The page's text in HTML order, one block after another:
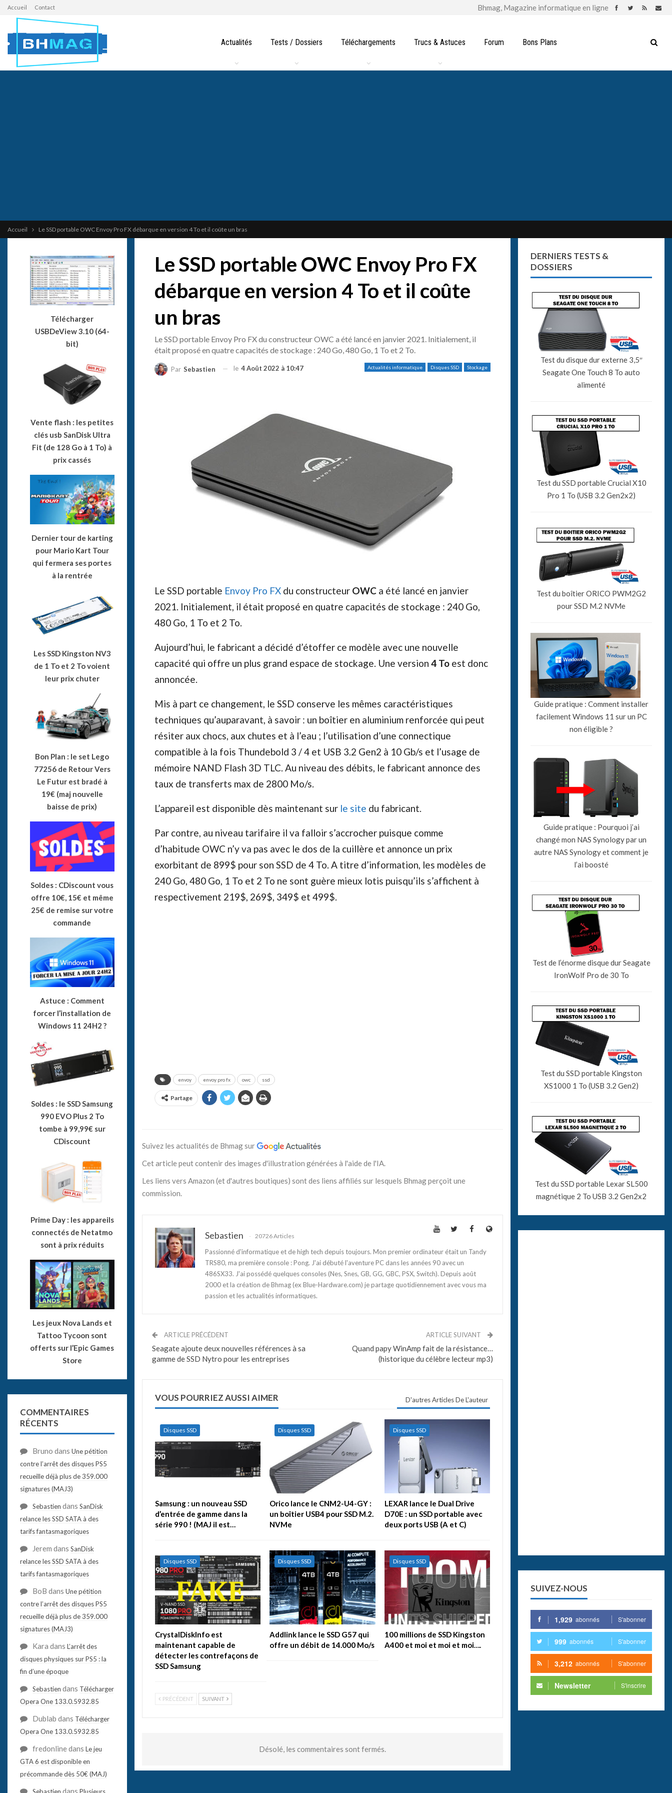
Accueil Contact
Actualités Tests / Dossiers Téléchargements Trucs & Astuces Forum Bons Plans
Accueil Le SSD portable OWC Envoy Pro FX débarque en version 4 To et il coûte un bras
Le SSD portable OWC Envoy Pro FX
débarque en version 4 To et il coûte
un bras
Le SSD portable Envoy Pro FX du constructeur OWC a été lancé en janvier 2021. Initialement, il
était proposé en quatre capacités de stockage : 240 Go, 480 Go, 1 To et 2 To.
Actualités informatique Disques SSD Stockage
Par Sebastien le 4 Août 2022 à 10:47
Le SSD portable Envoy Pro FXdu constructeur OWCa été lancé en janvier
2021. Initialement, il était proposé en quatre capacités de stockage : 240 Go,
480 Go, 1 To et 2 To.
Aujourd’hui, le fabricant a décidé d’étoffer ce modèle avec une nouvelle
capacité qui offre un plus grand espace de stockage. Une version 4 Toest donc
annoncée.
Mis à part ce changement, le SSD conserve les mêmes caractéristiques
techniques qu’auparavant, à savoir : un boîtier en aluminium renforcée qui peut
résiter aux chocs, aux chutes et à l’eau ; l’utilisation d’une connectique
compatible à la fois Thundebold 3 / 4 et USB 3.2 Gen2 à 10 Gb/s et l’usage de
mémoire NAND Flash 3D TLC. Au niveau des débits, le fabricant annonce des
taux de transferts max de 2800 Mo/s.
L’appareil est disponible dès maintenant sur le site du fabricant.
Par contre, au niveau tarifaire il va falloir s’accrocher puisque comme
d’habitude OWC n’y va pas avec le dos de la cuillère et annonce un prix
exorbitant de 899$ pour son SSD de 4 To. A titre d’information, les modèles de
240 Go, 480 Go, 1 To et 2 To ne sont guère mieux lotis puisqu’ils s’affichent à
respectivement 219$, 269$, 349$ et 499$.
envoy envoy pro fx owc ssd
Partage
Suivez les actualités de Bhmag sur
Cet article peut contenir des images d'illustration générées à l'aide de l'IA.
Les liens vers Amazon (et d'autres boutiques) sont des liens affiliés sur lesquels Bhmag perçoit une
commission.
Sebastien 20726 Articles
Passionné d'informatique et de high tech depuis toujours. Mon premier ordinateur était un Tandy
TRS80, ma première console : Pong. J'ai débuté l'aventure PC dans les années 90 avec un
486SX33. J'ai possédé quelques consoles (Nes, Snes, GB, GG, GBC, PSX, Switch). Depuis août
2000 et la création de Bhmag (ex Blue-Hardware.com) je partage quotidiennement avec vous ma
passion et les actualités informatiques.
ARTICLE PRÉCÉDENT
Seagate ajoute deux nouvelles références à sa
gamme de SSD Nytro pour les entreprises
ARTICLE SUIVANT
Quand papy WinAmp fait de la résistance…
(historique du célèbre lecteur mp3)
VOUS POURRIEZ AUSSI AIMER D'autres Articles De L'auteur
Disques SSD
Samsung : un nouveau SSD
d’entrée de gamme dans la
série 990 ! (MAJ il est…
Disques SSD
Orico lance le CNM2-U4-GY :
un boîtier USB4 pour SSD M.2.
NVMe
Disques SSD
LEXAR lance le Dual Drive
D70E : un SSD portable avec
deux ports USB (A et C)
Disques SSD
CrystalDiskInfo est
maintenant capable de
détecter les contrefaçons de
SSD Samsung
Disques SSD
Addlink lance le SSD G57 qui
offre un débit de 14.000 Mo/s
Disques SSD
100 millions de SSD Kingston
A400 et moi et moi et moi….
PRÉCÉDENT SUIVANT
Désolé, les commentaires sont fermés.
DERNIERS TESTS &
DOSSIERS
Test du disque dur externe 3,5″
Seagate One Touch 8 To auto
alimenté
Test du SSD portable Crucial X10
Pro 1 To (USB 3.2 Gen2x2)
Test du boîtier ORICO PWM2G2
pour SSD M.2 NVMe
Guide pratique : Comment installer
facilement Windows 11 sur un PC
non éligible ?
Guide pratique : Pourquoi j’ai
changé mon NAS Synology par un
autre NAS Synology et comment je
l’ai boosté
Test de l’énorme disque dur Seagate
IronWolf Pro de 30 To
Test du SSD portable Kingston
XS1000 1 To (USB 3.2 Gen2)
Test du SSD portable Lexar SL500
magnétique 2 To USB 3.2 Gen2x2
SUIVEZ-NOUS
1,929 abonnés S'abonner
999 abonnés S'abonner
3,212 abonnés S'abonner
Newsletter S'inscrire
Télécharger
USBDeView 3.10 (64-
bit)
Vente flash : les petites
clés usb SanDisk Ultra
Fit (de 128 Go à 1 To) à
prix cassés
Dernier tour de karting
pour Mario Kart Tour
qui fermera ses portes
à la rentrée
Les SSD Kingston NV3
de 1 To et 2 To voient
leur prix chuter
Bon Plan : le set Lego
77256 de Retour Vers
Le Futur est bradé à
19€ (maj nouvelle
baisse de prix)
Soldes : CDiscount vous
offre 10€, 15€ et même
25€ de remise sur votre
commande
Astuce : Comment
forcer l’installation de
Windows 11 24H2 ?
Soldes : le SSD Samsung
990 EVO Plus 2 To
tombe à 99,99€ sur
CDiscount
Prime Day : les appareils
connectés de Netatmo
sont à prix réduits
Les jeux Nova Lands et
Tattoo Tycoon sont
offerts sur l’Epic Games
Store
COMMENTAIRES
RÉCENTS
Bruno dans Une pétition
contre l’arrêt des disques PS5
recueille déjà plus de 359.000
signatures (MAJ3)
Sebastien dans SanDisk
relance les SSD SATA à des
tarifs fantasmagoriques
Jerem dans SanDisk
relance les SSD SATA à des
tarifs fantasmagoriques
BoB dans Une pétition
contre l’arrêt des disques PS5
recueille déjà plus de 359.000
signatures (MAJ3)
Kara dans L’arrêt des
disques physiques sur PS5 : la
fin d’une époque
Sebastien dans Télécharger
Opera One 133.0.5932.85
Dublab dans Télécharger
Opera One 133.0.5932.85
fredonlinedans Le jeu
GTA 6 est disponible en
précommande dès 50€ (MAJ)
Sebastien dans Plusieurs